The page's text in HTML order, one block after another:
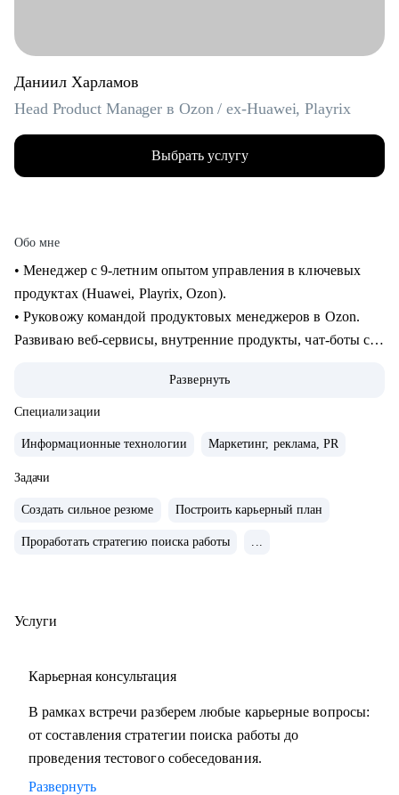
Даниил Харламов
Head Product Manager в Ozon / ex-Huawei, Playrix
Выбрать услугу
Обо мне
• Менеджер с 9-летним опытом управления в ключевых
продуктах (Huawei, Playrix, Ozon).
• Руковожу командой продуктовых менеджеров в Ozon.
Развиваю веб-сервисы, внутренние продукты, чат-боты с
• Внедряю использование данных, как продукт.
• Провел более 700 консультаций на карьерные и
• Вместе с подопечными составили более 300 резюме для
РФ и Европы.
• Мои клиенты нашли работу в Авито, Яндекс, Ozon,
команду
• консультирую команды для развития бизнесов
• с подготовкой к техническим собеседованиям.
Кому могу помочь:
• проконсультирую проджект менеджеров, продакт
Развернуть
Специализации
Информационные технологии Маркетинг, реклама, PR
Задачи
Создать сильное резюме Построить карьерный план
Проработать стратегию поиска работы ...
Услуги
Карьерная консультация
В рамках встречи разберем любые карьерные вопросы:
от составления стратегии поиска работы до
проведения тестового собеседования.
Развернуть